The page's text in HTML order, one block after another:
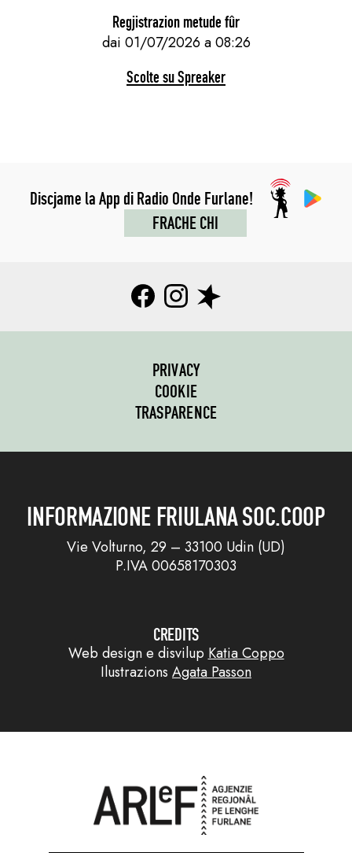
Regjistrazion metude fûr
dai 01/07/2026 a 08:26
Scolte su Spreaker
Discjame la App di Radio Onde Furlane!
FRACHE CHI
PRIVACY
COOKIE
TRASPARENCE
INFORMAZIONE FRIULANA SOC.COOP
Vie Volturno, 29 – 33100 Udin (UD)
P.IVA 00658170303
CREDITS
Web design e disvilup Katia Coppo
Ilustrazions Agata Passon